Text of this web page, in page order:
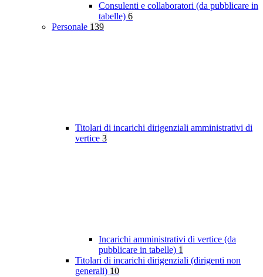
Consulenti e collaboratori (da pubblicare in
tabelle) 6
Personale 139
Titolari di incarichi dirigenziali amministrativi di
vertice 3
Incarichi amministrativi di vertice (da
pubblicare in tabelle) 1
Titolari di incarichi dirigenziali (dirigenti non
generali) 10